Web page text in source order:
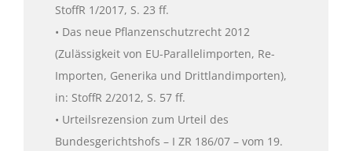
StoffR 1/2017, S. 23 ff.
• Das neue Pflanzenschutzrecht 2012
(Zulässigkeit von EU-Parallelimporten, Re-
Importen, Generika und Drittlandimporten),
in: StoffR 2/2012, S. 57 ff.
• Urteilsrezension zum Urteil des
Bundesgerichtshofs – I ZR 186/07 – vom 19.